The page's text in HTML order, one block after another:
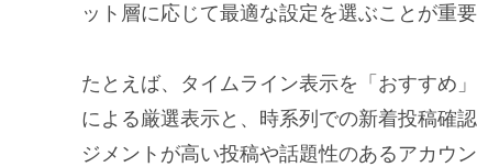
ット層に応じて最適な設定を選ぶことが重要
たとえば、タイムライン表示を「おすすめ
による厳選表示と、時系列での新着投稿確
ジメントが高い投稿や話題性のあるアカウ